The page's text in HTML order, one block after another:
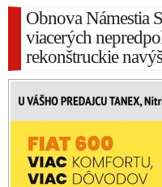
Obnova Námestia
viacerých
rekonštruckie